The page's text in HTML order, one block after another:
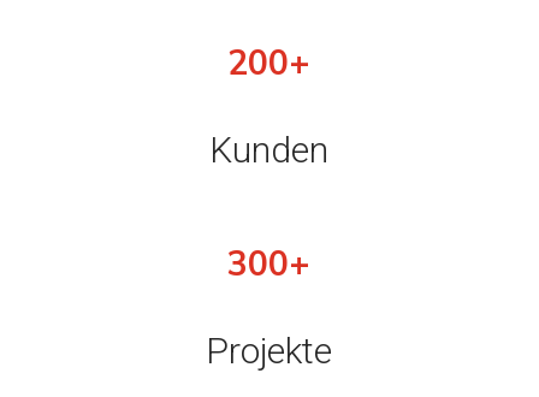
200+
Kunden
300+
Projekte